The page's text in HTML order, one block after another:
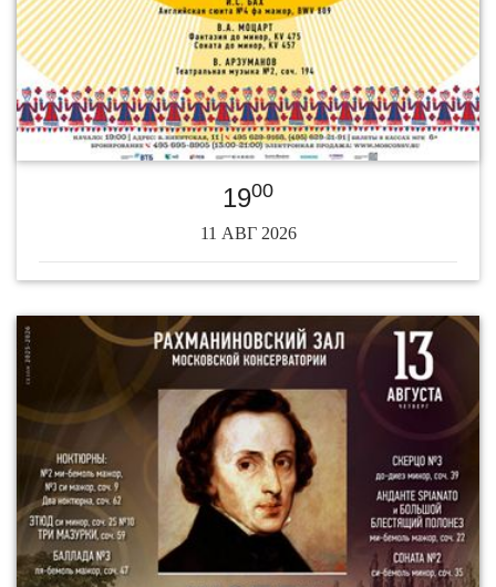
1900
11 АВГ 2026